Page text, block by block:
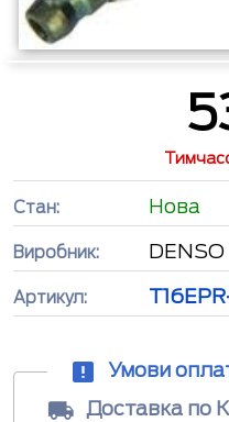
Стан: Нова
Виробник: DENSO
Артикул:
Умови
Доставка по